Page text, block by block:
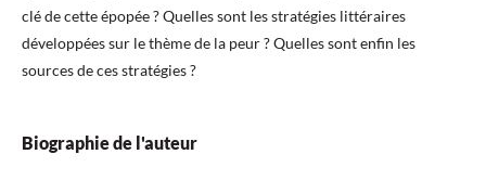
clé de cette épopée ? Quelles sont les stratégies littéraires
développées sur le thème de la peur ? Quelles sont enfin les
sources de ces stratégies ?
Biographie de l'auteur